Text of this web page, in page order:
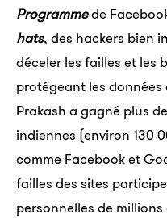
Programmede
hats, des hackers bien
déceler les failles et les
protégeant les
Prakash a gagné plus
indiennes (environ 130
comme Facebook et
failles des sites
personnelles de